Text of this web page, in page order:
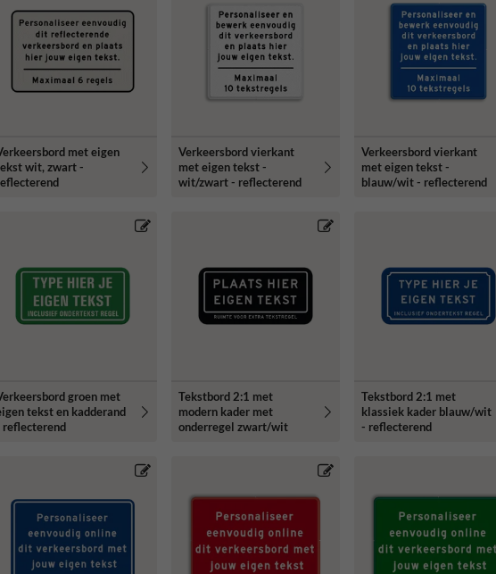
met eigen
wit, zwart -
Verkeersbord vierkant
met eigen tekst -
wit/zwart - reflecterend
Verkeersbord vierkant
met eigen tekst -
blauw/wit - reflecterend
groen met
tekst en kadderand
reflecterend
Tekstbord 2:1 met
modern kader met
onderregel zwart/wit
Tekstbord 2:1 met
klassiek kader blauw/wit
- reflecterend